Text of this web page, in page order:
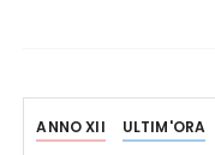
ANNO XII ULTIM'ORA